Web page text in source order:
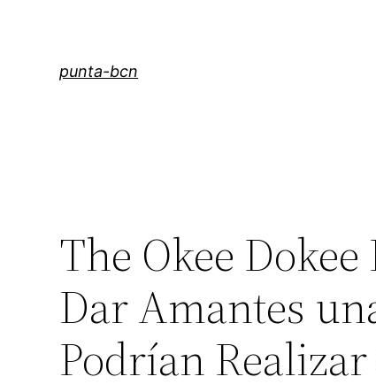
punta-bcn
The Okee
Dar Amantes
Podrían